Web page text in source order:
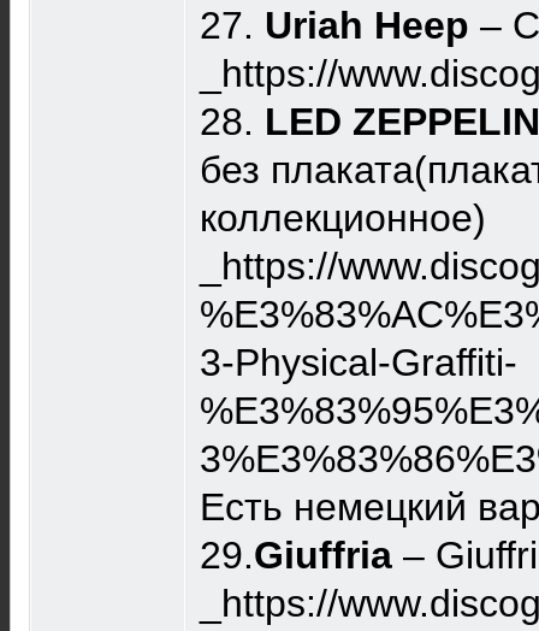
27. Uriah Heep –
_https://
28. LED ZEPPELIN
без
коллекционное)
_https://
3-Physical-Graffiti-
Есть немецкий
29.Giuffria –
_https://